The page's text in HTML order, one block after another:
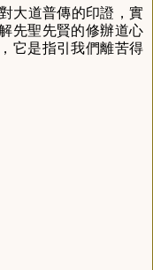
大道普傳的印證，實
先聖先賢的修辦道心
它是指引我們離苦得